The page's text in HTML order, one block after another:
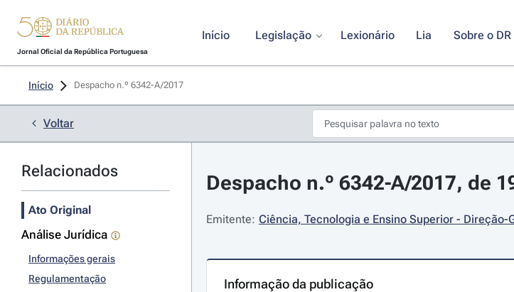
Jornal Oficial da República Portuguesa
Início Legislação Lexionário Lia Sobre o DR
Início Despacho n.º 6342-A/2017
Voltar
Relacionados
Ato Original
Análise Jurídica
Informações gerais
Regulamentação
Despacho n.º 6342-A/2017, de
Emitente: Ciência, Tecnologia e Ensino Superior - Direção-
Informação da publicação